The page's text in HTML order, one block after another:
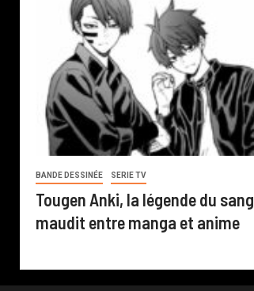
BANDE DESSINÉE SERIE TV
Tougen Anki, la légende du sang
maudit entre manga et anime